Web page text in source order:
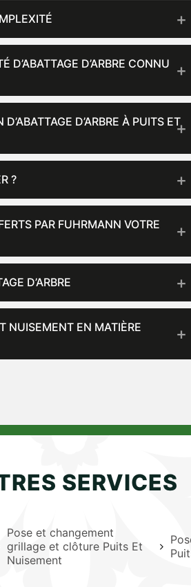
D’ABATTAGE D’ARBRE CONNU
D’ARBRE À PUITS ET
?
PAR FUHRMANN VOTRE
D’ARBRE
NUISEMENT EN MATIÈRE
SERVICES
Pose et changement
grillage et clôture Puits Et
Nuisement